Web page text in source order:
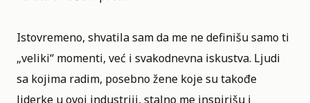
Istovremeno, shvatila sam da me ne definišu samo ti
„veliki“ momenti, već i svakodnevna iskustva. Ljudi
sa kojima radim, posebno žene koje su takođe
liderke u ovoj industriji, stalno me inspirišu i